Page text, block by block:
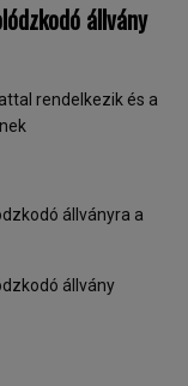
állvány
rendelkezik és a
állványra a
állvány